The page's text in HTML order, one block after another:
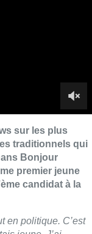
candidat à la
“, explique
bruxelloise
de la ministre
de précarité et
sur dix vivent
ce un échec du
une
mais je
“c’est comme
surtout des